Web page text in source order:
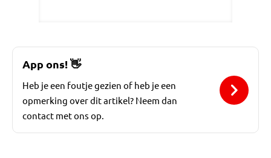
App ons!👋
Heb je een foutje gezien of heb je een
opmerking over dit artikel? Neem dan
contact met ons op.